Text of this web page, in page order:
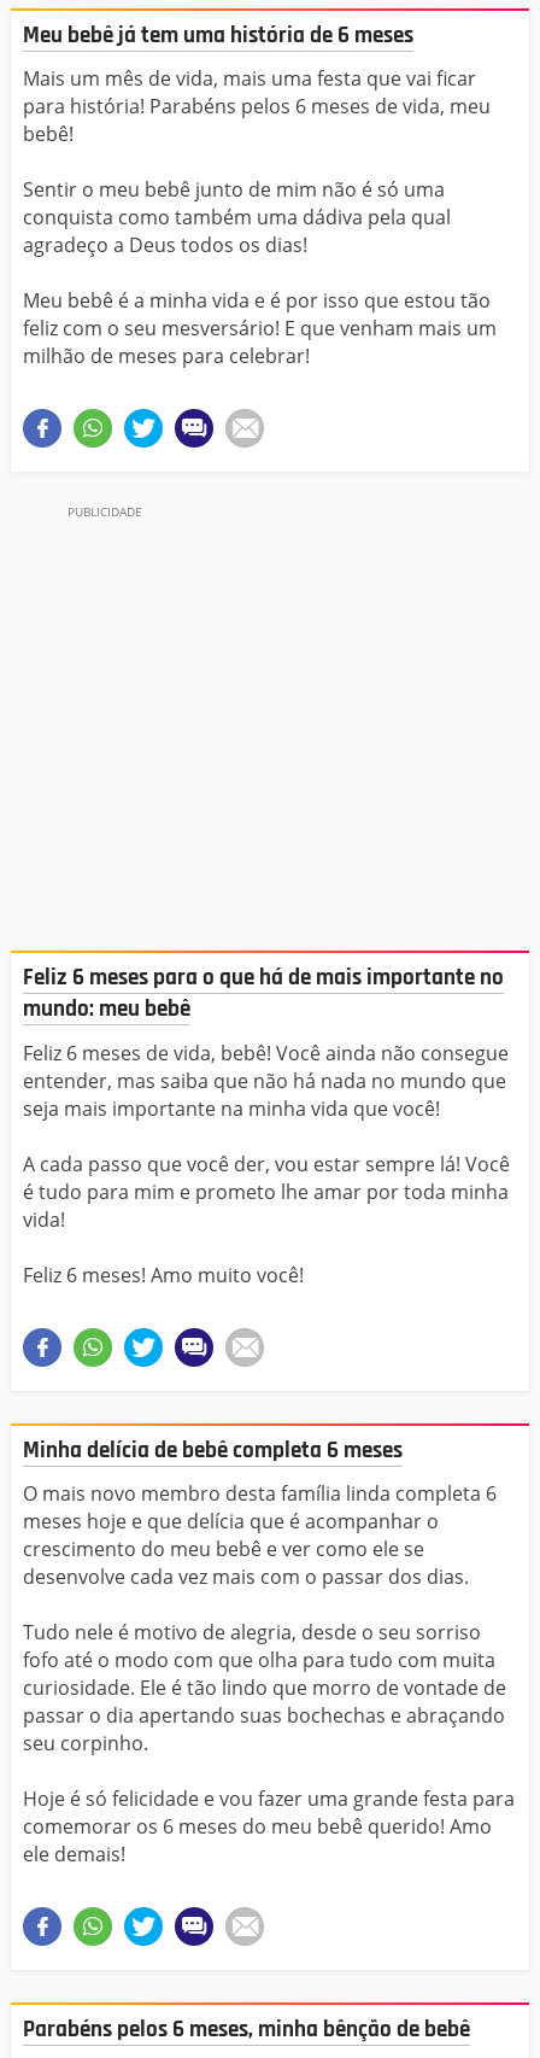
Meu bebê já tem uma história de 6 meses
Mais um mês de vida, mais uma festa que vai ficar
para história! Parabéns pelos 6 meses de vida, meu
bebê!
Sentir o meu bebê junto de mim não é só uma
conquista como também uma dádiva pela qual
agradeço a Deus todos os dias!
Meu bebê é a minha vida e é por isso que estou tão
feliz com o seu mesversário! E que venham mais um
milhão de meses para celebrar!
Feliz 6 meses para o que há de mais importante no
mundo: meu bebê
Feliz 6 meses de vida, bebê! Você ainda não consegue
entender, mas saiba que não há nada no mundo que
seja mais importante na minha vida que você!
A cada passo que você der, vou estar sempre lá! Você
é tudo para mim e prometo lhe amar por toda minha
vida!
Feliz 6 meses! Amo muito você!
Minha delícia de bebê completa 6 meses
O mais novo membro desta família linda completa 6
meses hoje e que delícia que é acompanhar o
crescimento do meu bebê e ver como ele se
desenvolve cada vez mais com o passar dos dias.
Tudo nele é motivo de alegria, desde o seu sorriso
fofo até o modo com que olha para tudo com muita
curiosidade. Ele é tão lindo que morro de vontade de
passar o dia apertando suas bochechas e abraçando
seu corpinho.
Hoje é só felicidade e vou fazer uma grande festa para
comemorar os 6 meses do meu bebê querido! Amo
ele demais!
Parabéns pelos 6 meses, minha bênção de bebê